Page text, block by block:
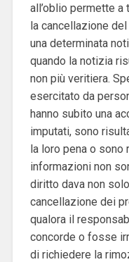
all’oblio permette
la cancellazione
una determinata
quando la notizia
non più veritiera.
esercitato da
hanno subito una
imputati, sono
la loro pena o sono
informazioni non
diritto dava non
cancellazione dei
qualora il
concorde o fosse
di richiedere la